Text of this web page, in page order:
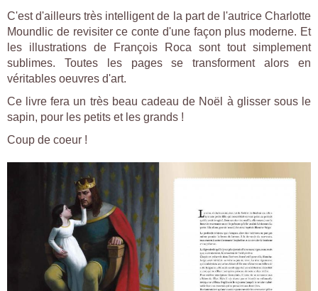
C'est d'ailleurs très intelligent de la part de l'autrice Charlotte
Moundlic de revisiter ce conte d'une façon plus moderne. Et
les illustrations de François Roca sont tout simplement
sublimes. Toutes les pages se transforment alors en
véritables oeuvres d'art.
Ce livre fera un très beau cadeau de Noël à glisser sous le
sapin, pour les petits et les grands !
Coup de coeur !